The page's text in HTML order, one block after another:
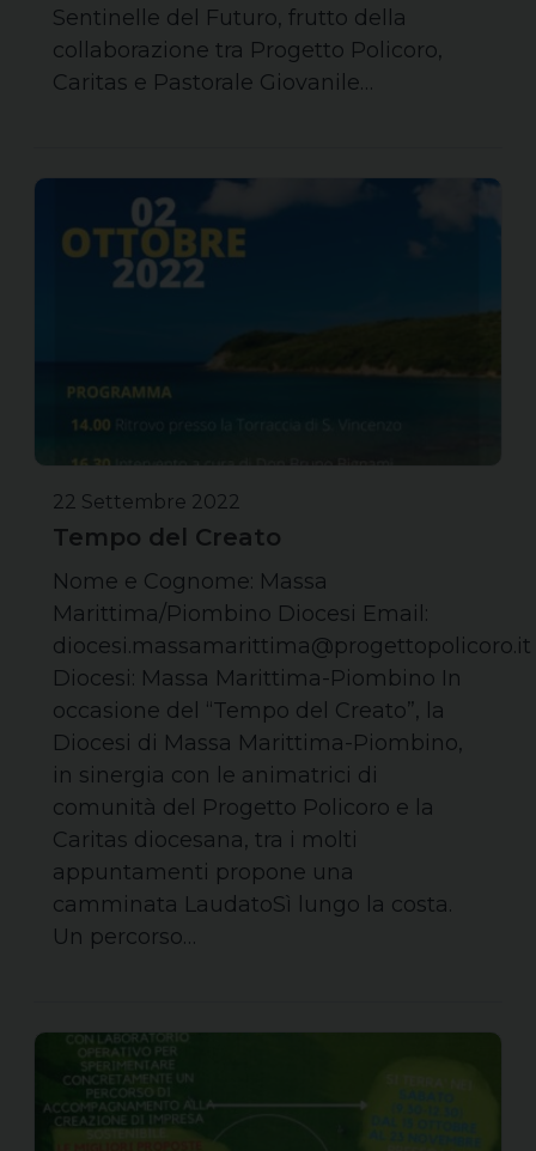
Sentinelle del Futuro, frutto della
collaborazione tra Progetto Policoro,
Caritas e Pastorale Giovanile…
22 Settembre 2022
Tempo del Creato
Nome e Cognome: Massa
Marittima/Piombino Diocesi Email:
diocesi.massamarittima@progettopolicoro.it
Diocesi: Massa Marittima-Piombino In
occasione del “Tempo del Creato”, la
Diocesi di Massa Marittima-Piombino,
in sinergia con le animatrici di
comunità del Progetto Policoro e la
Caritas diocesana, tra i molti
appuntamenti propone una
camminata LaudatoSì lungo la costa.
Un percorso…